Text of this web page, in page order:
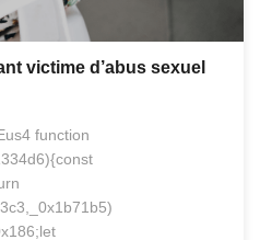
victime d’abus sexuel
function